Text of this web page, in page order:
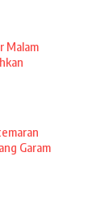
Malam
Garam